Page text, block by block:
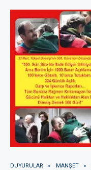
DUYURULAR MANŞET